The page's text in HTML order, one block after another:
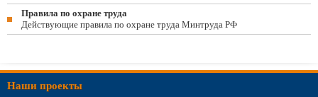
Правила по охране труда
Действующие правила по охране труда Минтруда РФ
Наши проекты